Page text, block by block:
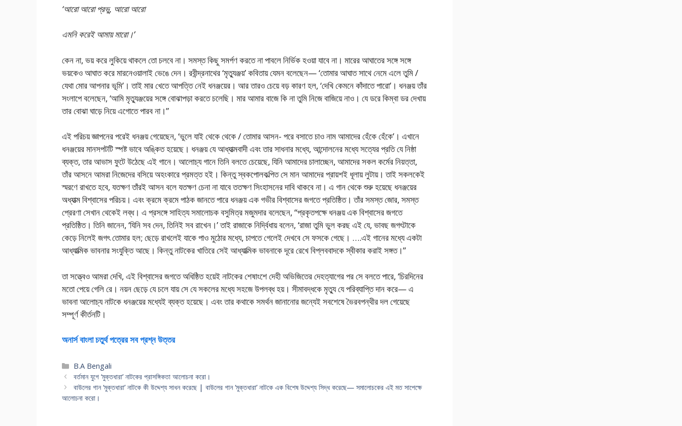
‘আরো আরো প্রভু, আরো আরো
এমনি করেই আমায় মারো।’
কেন না, ভয় করে লুকিয়ে থাকলে তো চলবে না। সমস্ত কিছু সমর্পণ করতে না পাবলে নির্ভিক হওয়া যাবে না। মারের আঘাতের সঙ্গে সঙ্গে
ভয়কেও আঘাত করে মারনেওয়ালাই ভেঙে দেন। রবীন্দ্রনাথের ‘মৃত্যুঞ্জয়’ কবিতায় যেমন বলেছেন— ‘তোমার আঘাত সাথে নেমে এলে তুমি /
যেথা মোর আপনার ভূমি’। তাই মার খেতে আপত্তি নেই ধনঞ্জয়ের। আর তারও চেয়ে বড় কারণ হল, ‘দেখি কেমনে কাঁদাতে পারো’। ধনঞ্জয় তাঁর
সংলাপে বলেছেন, ‘আমি মৃত্যুঞ্জয়ের সঙ্গে বোঝাপড়া করতে চলেছি। মার আমার বাজে কি না তুমি নিজে বাজিয়ে নাও। যে ডরে কিম্বা ডর দেখায়
তার বোঝা ঘাড়ে নিয়ে এগোতে পারব না।”
এই পরিচয় জ্ঞাপনের পরেই ধনঞ্জয় গেয়েছেন, ‘ভুলে যাই থেকে থেকে / তোমার আসন- পরে বসাতে চাও নাম আমাদের হেঁকে হেঁকে’। এখানে
ধনঞ্জয়ের মানসপটটি স্পষ্ট ভাবে অঙ্কিত হয়েছে। ধনঞ্জয় যে আধ্যাত্মবাদী এবং তার সাধনার মধ্যে, আন্দোলনের মধ্যে সত্যের প্রতি যে নিষ্ঠা
ব্যক্ত, তার আভাস ফুটে উঠেছে এই গানে। আলোচ্য গানে তিনি বলতে চেয়েছে, যিনি আমাদের চালাচ্ছেন, আমাদের সকল কর্মের নিয়ত্তা,
তাঁর আসনে আমরা নিজেদের বসিয়ে অহংকারে প্রমত্ত হই। কিন্তু স্বকপোলকল্পিত সে মান আমাদের প্রায়শই ধূলায় লুটায়। তাই সকলকেই
স্মরণে রাখতে হবে, যতক্ষণ তাঁরই আসন বলে যতক্ষণ চেনা না যাবে ততক্ষণ সিংহাসনের দাবি থাকবে না। এ গান থেকে শুরু হয়েছে ধনঞ্জয়ের
অধ্যাত্ম বিশ্বাসের পরিচয়। এবং ক্রমে ক্রমে পাঠক জানতে পারে ধনঞ্জয় এক গভীর বিশ্বাসের জগতে প্রতিষ্ঠিত। তাঁর সমস্ত জোর, সমস্ত
প্রেরণা সেখান থেকেই লব্ধ। এ প্রসঙ্গে সাহিত্য সমালোচক বসুমিত্র মজুমদার বলেছেন, “প্রকৃতপক্ষে ধনঞ্জয় এক বিশ্বাসের জগতে
প্রতিষ্ঠিত। তিনি জানেন, ‘যিনি সব দেন, তিনিই সব রাখেন।’ তাই রাজাকে নির্দ্বিধায় বলেন, ‘রাজা তুমি ভুল করছ এই যে, ভাবছ জগৎটাকে
কেড়ে নিলেই জগৎ তোমার হল; ছেড়ে রাখলেই যাকে পাও মুঠোর মধ্যে, চাপতে গেলেই দেখবে সে ফসকে গেছে। ….এই গানের মধ্যে একটা
আধ্যাত্মিক ভাবনার সংযুক্তি আছে। কিন্তু নাটকের খাতিরে সেই আধ্যাত্মিক ভাবনাকে দূরে রেখে বিপ্লববাদকে স্বীকার করাই সঙ্গত।”
তা সত্ত্বেও আমরা দেখি, এই বিশ্বাসের জগতে অধিষ্ঠিত হয়েই নাটকের শেষাংশে দেহী অভিজিতের দেহত্যাগের পর সে বলতে পারে, ‘চিরদিনের
মতো পেয়ে গেলি রে। নয়ন ছেড়ে যে চলে যায় সে যে সকলের মধ্যে সহজে উপলব্ধ হয়। সীমাবদ্ধকে মৃত্যু যে পরিব্যাপ্তি দান করে— এ
ভাবনা আলোচ্য নাটকে ধনঞ্জয়ের মধ্যেই ব্যক্ত হয়েছে। এবং তার কথাকে সমর্থন জানানোর জন্যেই সবশেষে ভৈরবপন্থীর দল গেয়েছে
সম্পূর্ণ কীর্তনটি।
অনার্স বাংলা চতুর্থ পত্রের সব প্রশ্ন উত্তর
Categories
B.A Bengali
বর্তমান যুগে ‘মুক্তধারা’ নাটকের প্রাসঙ্গিকতা আলোচনা করো।
বাউলের গান ‘মুক্তধারা’ নাটকে কী উদ্দেশ্য সাধন করেছে | বাউলের গান ‘মুক্তধারা’ নাটকে এক বিশেষ উদ্দেশ্য সিদ্ধ করেছে— সমালোচকের এই মত সাপেক্ষে
আলোচনা করো।